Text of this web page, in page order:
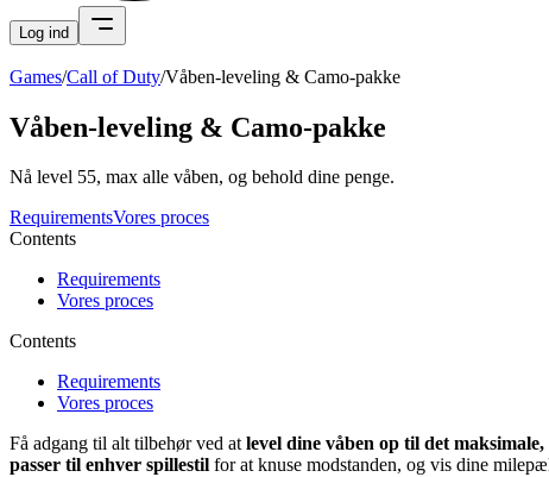
Log ind
Games/Call of Duty/Våben-leveling & Camo-pakke
Våben-leveling & Camo-pakke
Nå level 55, max alle våben, og behold dine penge.
RequirementsVores proces
Contents
Requirements
Vores proces
Contents
Requirements
Vores proces
Få adgang til alt tilbehør ved atlevel dine våben op til det maksimale,
passer til enhver spillestil for at knuse modstanden, og vis dine